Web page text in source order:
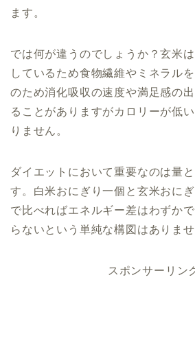
ます。
では何が違うのでしょうか？玄米
しているため食物繊維やミネラル
のため消化吸収の速度や満足感の
ることがありますがカロリーが低
りません。
ダイエットにおいて重要なのは量
す。白米おにぎり一個と玄米おに
で比べればエネルギー差はわずか
らないという単純な構図はありませ
スポンサーリン